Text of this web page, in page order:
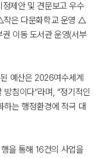
제안 및 견문보고 우수
은 다문화학교 운영 △
이동 도서관 운영(서부
예산은 2026여수세계
침이다”라며, “정기적인
하는 행정환경에 적극 대
을 통해 16건의 사업을